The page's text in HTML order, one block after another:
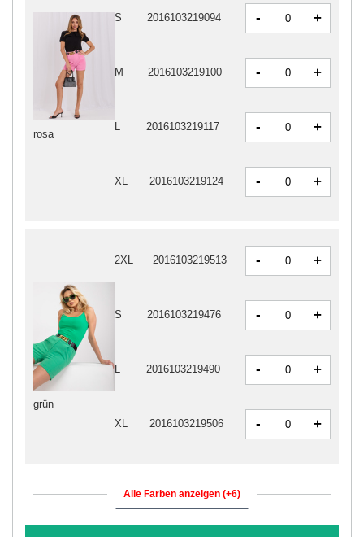
rosa
S 2016103219094 - +
M 2016103219100 - +
L 2016103219117 - +
XL 2016103219124 - +
grün
2XL 2016103219513 - +
S 2016103219476 - +
L 2016103219490 - +
XL 2016103219506 - +
Alle Farben anzeigen (+6)